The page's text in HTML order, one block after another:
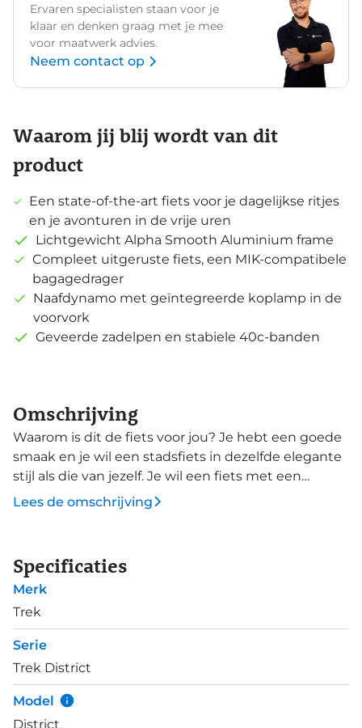
Ervaren specialisten staan voor je
klaar en denken graag met je mee
voor maatwerk advies.
Neem contact op
Waarom jij blij wordt van dit
product
Een state-of-the-art fiets voor je dagelijkse ritjes
en je avonturen in de vrije uren
Lichtgewicht Alpha Smooth Aluminium frame
Compleet uitgeruste fiets, een MIK-compatibele
bagagedrager
Naafdynamo met geïntegreerde koplamp in de
voorvork
Geveerde zadelpen en stabiele 40c-banden
Omschrijving
Waarom is dit de fiets voor jou? Je hebt een goede
smaak en je wil een stadsfiets in dezelfde elegante
stijl als die van jezelf. Je wil een fiets met een
elegant gestroomlijnd frame en vrijwel
onderhoudsvrije componenten die het grote
Alpha Smooth Aluminium frame met een
comfortabele en actieve zitpositie, een Gates CDN
riemaandrijving met Shimano Nexus
versnellingsnaaf met 8 versnellingen, een Shimano
Nexus naafdynamo in het voorwiel met voeding
voor de koplamp en een achterlicht met
standverlichting, deze brandt zelfs wanneer de fiets
stilstaat. Daar doen we sterke hydraulische
Lees de omschrijving
Specificaties
Merk
Trek
Serie
Trek District
Model
District